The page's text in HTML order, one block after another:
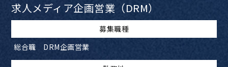
求人メディア企画営業（DRM）
募集職種
総合職 DRM企画営業